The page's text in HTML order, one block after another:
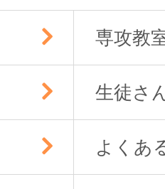
専攻教
生徒さ
よくあ